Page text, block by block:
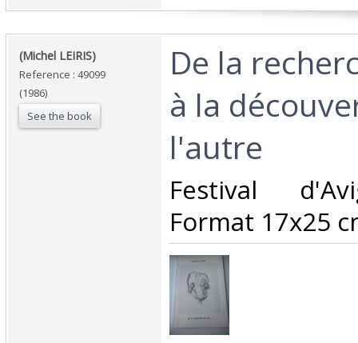
‎(Michel LEIRIS) ‎
Reference : 49099
(1986)
See the book
‎De la
à la
l'autre‎
‎Festival
Format 17x25